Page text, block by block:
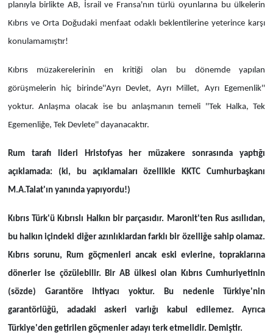
planıyla birlikte AB, İsrail ve Fransa'nın türlü oyunlarına bu ülkelerin
Kıbrıs ve Orta Doğudaki menfaat odaklı beklentilerine yeterince karşı
konulamamıştır!
Kıbrıs müzakerelerinin en kritiği olan bu dönemde yapılan
görüşmelerin hiç birinde''Ayrı Devlet, Ayrı Millet, Ayrı Egemenlik''
yoktur. Anlaşma olacak ise bu anlaşmanın temeli ''Tek Halka, Tek
Egemenliğe, Tek Devlete'' dayanacaktır.
Rum tarafı lideri Hristofyas her müzakere sonrasında yaptığı
açıklamada: (ki, bu açıklamaları özellikle KKTC Cumhurbaşkanı
M.A.Talat'ın yanında yapıyordu!)
Kıbrıs Türk'ü Kıbrıslı Halkın bir parçasıdır. Maronit'ten Rus asıllıdan,
bu halkın içindeki diğer azınlıklardan farklı bir özelliğe sahip olamaz.
Kıbrıs sorunu, Rum göçmenleri ancak eski evlerine, topraklarına
dönerler ise çözülebilir. Bir AB ülkesi olan Kıbrıs Cumhuriyetinin
(sözde) Garantöre ihtiyacı yoktur. Bu nedenle Türkiye'nin
garantörlüğü, adadaki askeri varlığı kabul edilemez. Ayrıca
Türkiye'den getirilen göçmenler adayı terk etmelidir. Demiştir.